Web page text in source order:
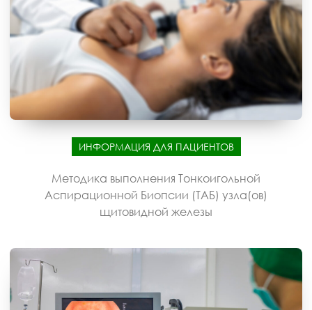
ИНФОРМАЦИЯ ДЛЯ ПАЦИЕНТОВ
Методика выполнения Тонкоигольной
Аспирационной Биопсии (ТАБ) узла(ов)
щитовидной железы